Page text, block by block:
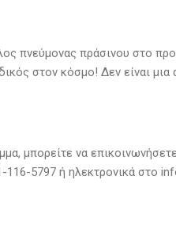
πνεύμονας πράσινου στο
στον κόσμο! Δεν είναι
μπορείτε να
5797 ή ηλεκτρονικά στο